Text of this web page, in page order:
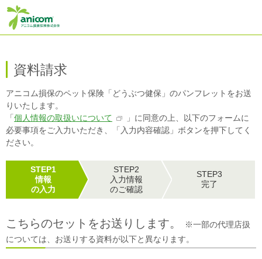
資料請求
アニコム損保のペット保険「どうぶつ健保」のパンフレットをお送
りいたします。
「 個人情報の取扱いについて
」に同意の上、以下のフォームに
必要事項をご入力いただき、「入力内容確認」ボタンを押下してく
ださい。
STEP1
情報
の入力
STEP2
入力情報
のご確認
STEP3
完了
こちらのセットをお送りします。
※一部の代理店扱
については、お送りする資料が以下と異なります。